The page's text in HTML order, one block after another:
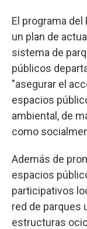
El programa
un plan de
sistema de
públicos
"asegurar el
espacios
ambiental, de
como
Además de
espacios
participativos
red de parques
estructuras